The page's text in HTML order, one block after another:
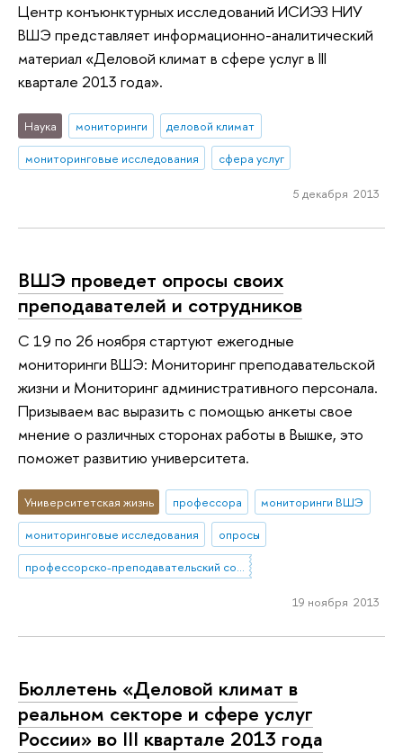
Центр конъюнктурных исследований ИСИЭЗ НИУ
ВШЭ представляет информационно-аналитический
материал «Деловой климат в сфере услуг в III
квартале 2013 года».
Наука мониторинги
деловой климат
мониторинговые исследования
сфера услуг
5 декабря 2013
ВШЭ проведет опросы своих
преподавателей и сотрудников
С 19 по 26 ноября стартуют ежегодные
мониторинги ВШЭ: Мониторинг преподавательской
жизни и Мониторинг административного персонала.
Призываем вас выразить с помощью анкеты свое
мнение о различных сторонах работы в Вышке, это
поможет развитию университета.
Университетская жизнь профессора
мониторинги ВШЭ
мониторинговые исследования
опросы
19 ноября 2013
Бюллетень «Деловой климат в
реальном секторе и сфере услуг
России» во III квартале 2013 года